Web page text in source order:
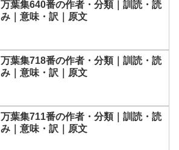
万葉集640番の作者・分類｜訓読・読
み｜意味・訳｜原文
万葉集718番の作者・分類｜訓読・読
み｜意味・訳｜原文
万葉集711番の作者・分類｜訓読・読
み｜意味・訳｜原文